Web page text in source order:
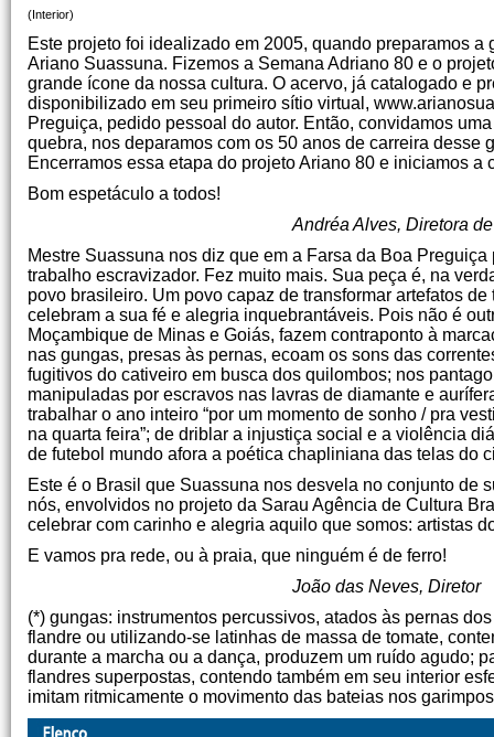
(Interior)
Este projeto foi idealizado em 2005, quando preparamos
Ariano Suassuna. Fizemos a Semana Adriano 80 e o
grande ícone da nossa cultura. O acervo, já catalogado e
disponibilizado em seu primeiro sítio virtual,
Preguiça, pedido pessoal do autor. Então, convidamos
quebra, nos deparamos com os 50 anos de carreira
Encerramos essa etapa do projeto Ariano 80 e iniciamos a
Bom espetáculo a todos!
Andréa Alves, Diretora
Mestre Suassuna nos diz que em a Farsa da Boa
trabalho escravizador. Fez muito mais. Sua peça é, na
povo brasileiro. Um povo capaz de transformar artefatos
celebram a sua fé e alegria inquebrantáveis. Pois não é
Moçambique de Minas e Goiás, fazem contraponto à
nas gungas, presas às pernas, ecoam os sons das
fugitivos do cativeiro em busca dos quilombos; nos
manipuladas por escravos nas lavras de diamante e
trabalhar o ano inteiro “por um momento de sonho / pra
na quarta feira”; de driblar a injustiça social e a violência
de futebol mundo afora a poética chapliniana das telas do
Este é o Brasil que Suassuna nos desvela no conjunto de
nós, envolvidos no projeto da Sarau Agência de Cultura
celebrar com carinho e alegria aquilo que somos: artistas
E vamos pra rede, ou à praia, que ninguém é de ferro!
João das Neves, Diretor
(*) gungas: instrumentos percussivos, atados às pernas
flandre ou utilizando-se latinhas de massa de tomate,
durante a marcha ou a dança, produzem um ruído agudo;
flandres superpostas, contendo também em seu interior
imitam ritmicamente o movimento das bateias nos